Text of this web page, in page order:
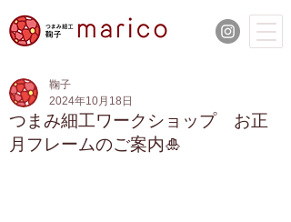
つまみ細工ワークショップ お正
月フレームのご案内🎍
鞠子
2024年10月18日